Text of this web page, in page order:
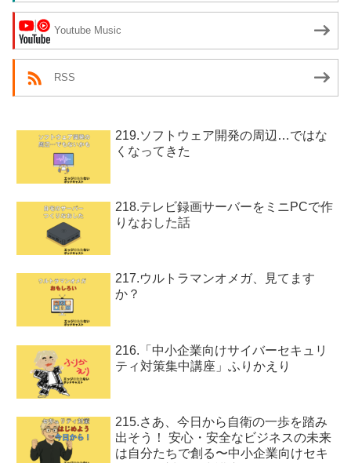
Youtube Music
RSS
219.ソフトウェア開発の周辺…ではな
くなってきた
218.テレビ録画サーバーをミニPCで作
りなおした話
217.ウルトラマンオメガ、見てます
か？
216.「中小企業向けサイバーセキュリ
ティ対策集中講座」ふりかえり
215.さあ、今日から自衛の一歩を踏み
出そう！ 安心・安全なビジネスの未来
は自分たちで創る〜中小企業向けセキ